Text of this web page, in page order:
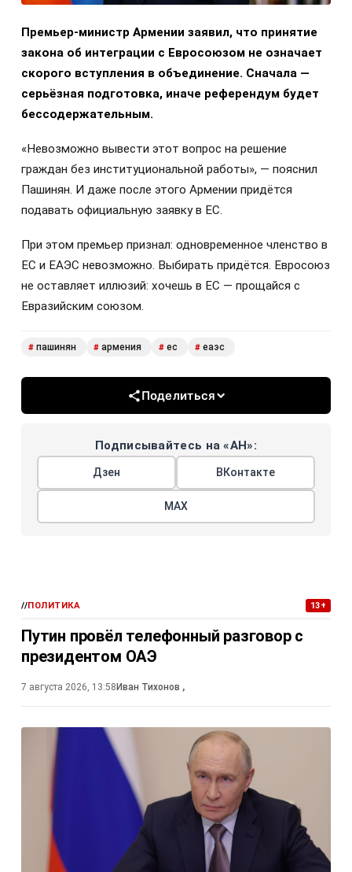
Премьер-министр Армении заявил, что принятие
закона об интеграции с Евросоюзом не означает
скорого вступления в объединение. Сначала —
серьёзная подготовка, иначе референдум будет
бессодержательным.
«Невозможно вывести этот вопрос на решение
граждан без институциональной работы», — пояснил
Пашинян. И даже после этого Армении придётся
подавать официальную заявку в ЕС.
При этом премьер признал: одновременное членство в
ЕС и ЕАЭС невозможно. Выбирать придётся. Евросоюз
не оставляет иллюзий: хочешь в ЕС — прощайся с
Евразийским союзом.
# пашинян # армения # ес # еаэс
Поделиться
Подписывайтесь на «АН»:
Дзен ВКонтакте
МАХ
//ПОЛИТИКА 13+
Путин провёл телефонный разговор с
президентом ОАЭ
7 августа 2026, 13:58 Иван Тихонов ,